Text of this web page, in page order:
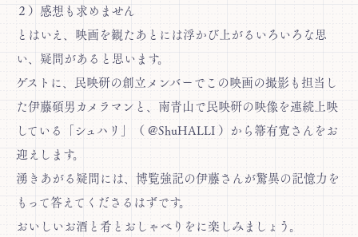
２）感想も求めません
とはいえ、映画を観たあとには浮かび上がるいろいろな思
い、疑問があると思います。
ゲストに、民映研の創立メンバーでこの映画の撮影も担当し
た伊藤碩男カメラマンと、南青山で民映研の映像を連続上映
している「シュハリ」（ @ShuHALLI ）から箒有寛さんをお
迎えします。
湧きあがる疑問には、博覧強記の伊藤さんが驚異の記憶力を
もって答えてくださるはずです。
おいしいお酒と肴とおしゃべりをに楽しみましょう。